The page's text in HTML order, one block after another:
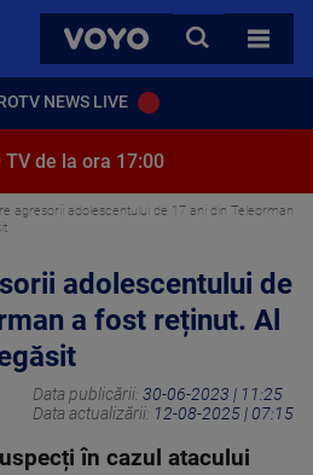
VOYO
CAUTA
TOATE
NEWS LIVE
TV de la ora 17:00
agresorii adolescentului de 17 ani din Teleorman
adolescentului de
a fost reținut. Al
Data publicării: 30-06-2023 | 11:25
Data actualizării: 12-08-2025 | 07:15
în cazul atacului